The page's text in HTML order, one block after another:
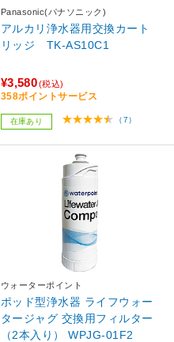
Panasonic(パナソニック)
アルカリ浄水器用交換カート
リッジ TK-AS10C1
¥3,580(税込)
358ポイントサービス
在庫あり （7）
ウォーターポイント
ポッド型浄水器 ライフウォー
タージャグ 交換用フィルター
（2本入り） WPJG-01F2